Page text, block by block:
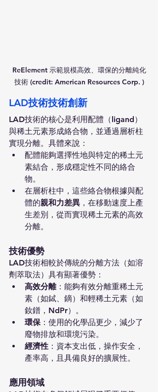
ReElement 示範規模高效、環保的分離純化
技術 (credit: American Resources Corp. )
LAD技術技術創新
LAD技術的核心是利用配體（ligand）
與稀土元素形成絡合物，並通過層析柱
實現分離。具體來說：
配體能夠選擇性地與特定的稀土元
素結合，形成穩定性不同的絡合
物。
在層析柱中，這些絡合物根據與配
體的親和力差異 ，在移動速度上產
生差別，從而實現稀土元素的高效
分離。
技術優勢
LAD技術相較於傳統的分離方法（如溶
劑萃取法）具有顯著優勢：
高效分離：能夠有效分離重稀土元
素（如鋱、鏑）和輕稀土元素（如
釹鐠，NdPr）。
環保：使用的化學品更少，減少了
廢物排放和環境污染。
經濟性 ：資本支出低，操作安全，
產率高，且具備良好的擴展性。
應用領域